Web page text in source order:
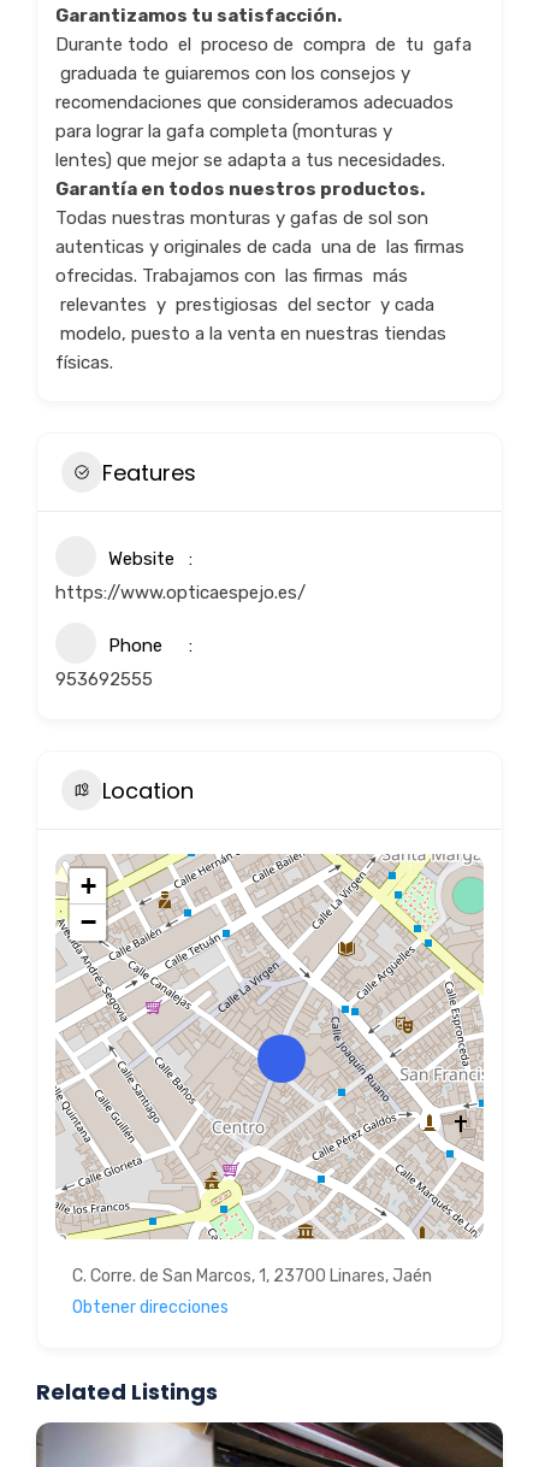
Garantizamos tu satisfacción.
Durante todo el proceso de compra de tu gafa
graduada te guiaremos con los consejos y
recomendaciones que consideramos adecuados
para lograr la gafa completa (monturas y
lentes) que mejor se adapta a tus necesidades.
Garantía en todos nuestros productos.
Todas nuestras monturas y gafas de sol son
autenticas y originales de cada una de las firmas
ofrecidas. Trabajamos con las firmas más
relevantes y prestigiosas del sector y cada
modelo, puesto a la venta en nuestras tiendas
físicas.
Features
Website
https://www.opticaespejo.es/
Phone
953692555
Location
+
−
C. Corre. de San Marcos, 1, 23700 Linares, Jaén
Obtener direcciones
Related Listings